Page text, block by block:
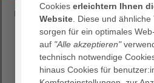
Bethanien Krankenhaus Heidelberg
TOP Regionales Krankenhaus und
< zurück
Cookieserleichtern Ihnen
Website . Diese und
sorgen für ein optimales
auf "Alle akzeptieren"
technisch notwendige
hinaus Cookies für